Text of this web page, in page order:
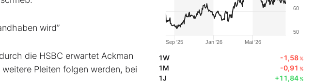
wird”
die HSBC erwartet Ackman
Pleiten folgen werden, bei
Jan '26
Sep '25 Mai '26
50
60
1W -1,58%
1M -0,91 %
1J +11,84%